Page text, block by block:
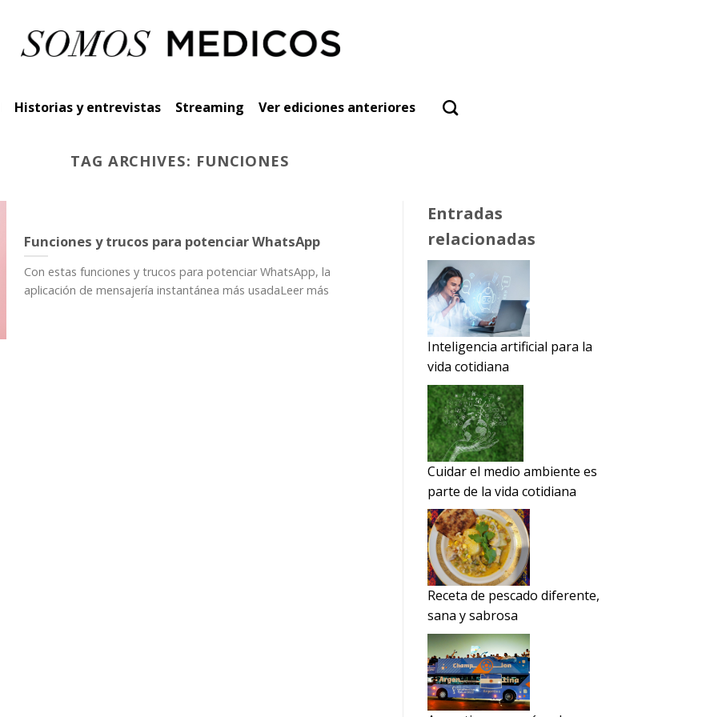
Historias y entrevistas Streaming Ver ediciones anteriores
TAG ARCHIVES: FUNCIONES
Funciones y trucos para potenciar WhatsApp
Con estas funciones y trucos para potenciar WhatsApp, la
aplicación de mensajería instantánea más usadaLeer más
Entradas
relacionadas
Inteligencia artificial para la
vida cotidiana
Cuidar el medio ambiente es
parte de la vida cotidiana
Receta de pescado diferente,
sana y sabrosa